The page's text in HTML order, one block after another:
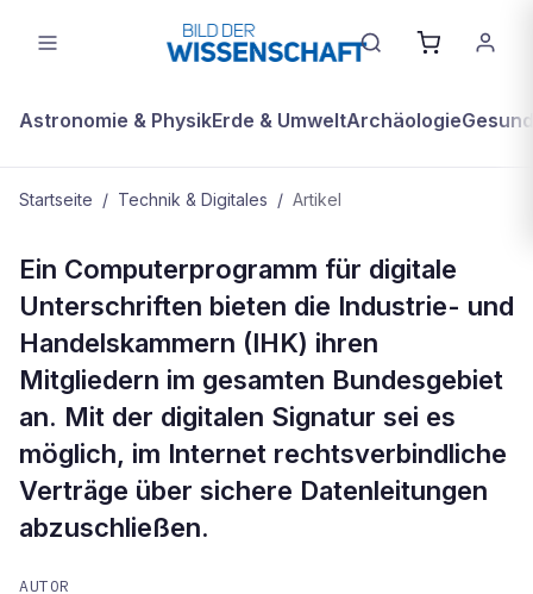
Astronomie & PhysikErde & UmweltArchäologie
Startseite / Technik & Digitales / Artikel
Digitale Signaturen ermöglichen
rechtsgültige Verträge über Internet
Ein Computerprogramm für digitale
Unterschriften bieten die Industrie- und
Handelskammern (IHK) ihren
Mitgliedern im gesamten Bundesgebiet
an. Mit der digitalen Signatur sei es
möglich, im Internet rechtsverbindliche
Verträge über sichere Datenleitungen
abzuschließen.
AUTOR